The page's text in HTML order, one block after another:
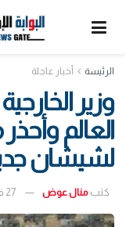
الرئيسة أخبار عاجلة
وزير
العالم
لشيشان
كتب منال عوض 27 فبراير 2022 - 8:29 مساءً